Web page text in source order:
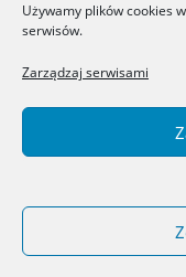
Używamy plików cookies
serwisów.
Zarządzaj serwisami
recenzje i
Theme: ColorMag